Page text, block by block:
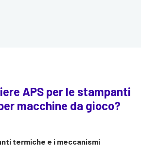
APS per le stampanti
macchine da gioco?
termiche e i meccanismi